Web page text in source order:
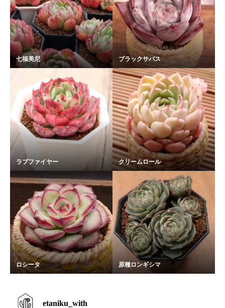
七福美尼 ブラックサバス
ラブファイヤー クリームロール
ロシータ 原種ロンギシマ
etaniku_with